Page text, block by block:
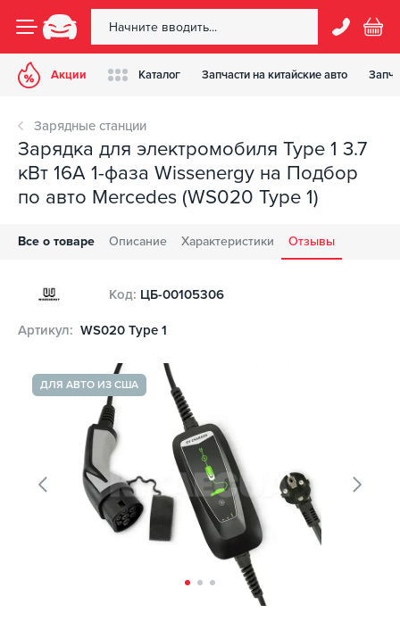
Акции Каталог Запчасти на китайские авто
Зарядные станции
Зарядка для электромобиля Type 1 3.7
кВт 16А 1-фаза Wissenergy на Подбор
по авто Mercedes (WS020 Type 1)
Все о товаре Описание Характеристики Отзывы
Код: ЦБ-00105306
Артикул: WS020 Type 1
ДЛЯ АВТО ИЗ США